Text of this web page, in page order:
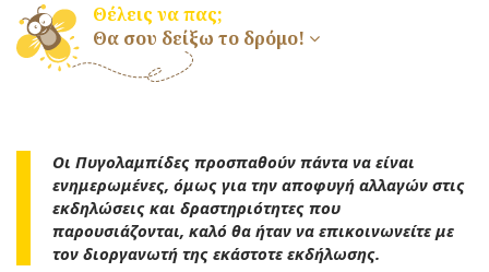
Θέλεις να πας;
Θα σου δείξω το δρόμο!
Οι Πυγολαμπίδες προσπαθούν πάντα να είναι
ενημερωμένες, όμως για την αποφυγή αλλαγών στις
εκδηλώσεις και δραστηριότητες που
παρουσιάζονται, καλό θα ήταν να επικοινωνείτε με
τον διοργανωτή της εκάστοτε εκδήλωσης.